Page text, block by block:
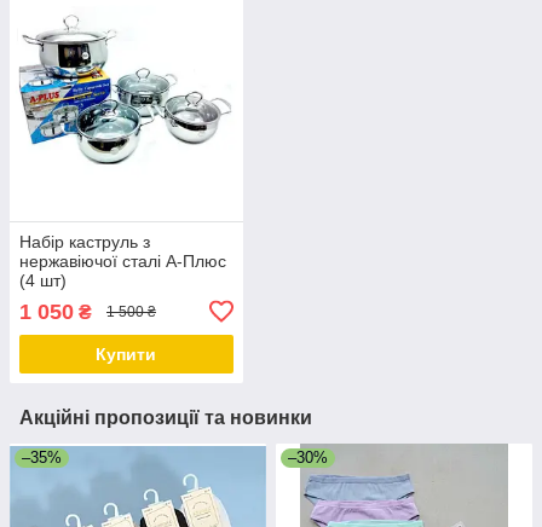
Набір каструль з
нержавіючої сталі А-Плюс
(4 шт)
1 050 ₴ 1 500 ₴
Купити
Акційні пропозиції та новинки
–35% –30%